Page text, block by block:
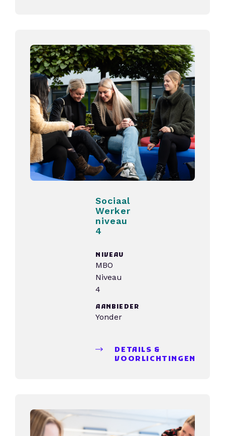
Sociaal
Werker
niveau
4
NIVEAU
MBO
Niveau
4
AANBIEDER
Yonder
DETAILS &
VOORLICHTINGEN